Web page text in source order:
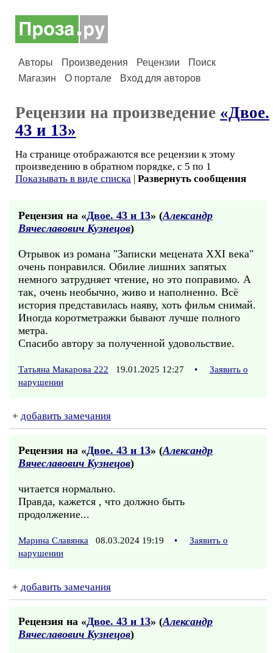
Авторы Произведения Рецензии
Поиск
Магазин
О портале Вход для авторов
Рецензии на произведение «Двое.
43 и 13»
На странице отображаются все рецензии к этому
произведению в обратном порядке, с 5 по 1
Показывать в виде списка | Развернуть сообщения
Рецензия на «Двое. 43 и 13» (Александр
Вячеславович Кузнецов)
Отрывок из романа "Записки мецената XXI века"
очень понравился. Обилие лишних запятых
немного затрудняет чтение, но это поправимо. А
так, очень необычно, живо и наполненно. Всё
история представилась наяву, хоть фильм снимай.
Иногда коротметражки бывают лучше полного
метра.
Спасибо автору за полученной удовольствие.
Татьяна Макарова 222 19.01.2025 12:27 •
Заявить о
нарушении
+ добавить замечания
Рецензия на «Двое. 43 и 13» (Александр
Вячеславович Кузнецов)
читается нормально.
Правда, кажется , что должно быть
продолжение...
Марина Славянка 08.03.2024 19:19 •
Заявить о
нарушении
+ добавить замечания
Рецензия на «Двое. 43 и 13» (Александр
Вячеславович Кузнецов)